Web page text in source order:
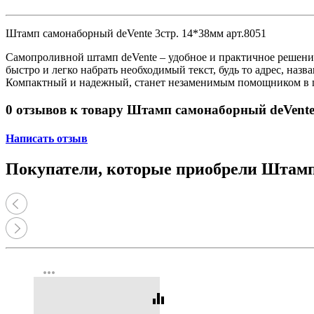
Оборудование банковское
Шредеры
Штамп самонаборный deVente 3стр. 14*38мм арт.8051
Самопроливной штамп deVente – удобное и практичное
быстро и легко набрать необходимый текст, будь то адрес,
Компактный и надежный, станет незаменимым помощником в
0 отзывов к товару Штамп самонаборный
Написать отзыв
Покупатели, которые приобрели
more_horiz
equalizer